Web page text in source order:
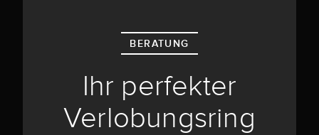
BERATUNG
Ihr perfekter
Verlobungsring